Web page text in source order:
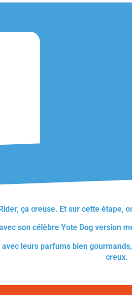
ça creuse. Et sur cette étape,
son célèbre Yote Dog version
leurs parfums bien
creux.